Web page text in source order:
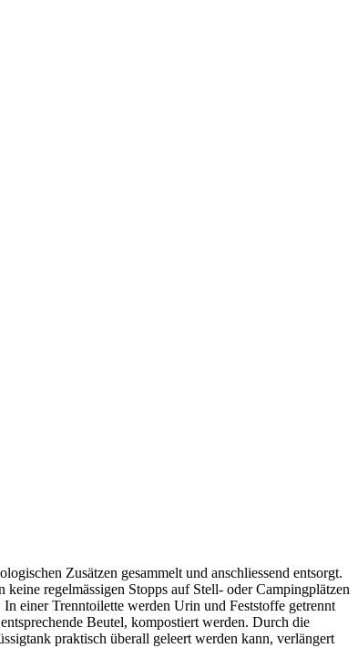
Zusätzen gesammelt und anschliessend entsorgt.
regelmässigen Stopps auf Stell- oder Campingplätzen
einer Trenntoilette werden Urin und Feststoffe getrennt
Beutel, kompostiert werden. Durch die
praktisch überall geleert werden kann, verlängert